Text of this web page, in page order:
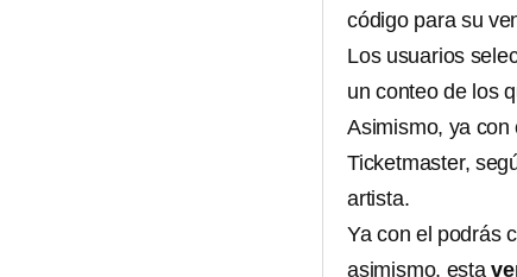
código para su
Los usuarios
un conteo de los
Asimismo, ya con
Ticketmaster,
artista.
Ya con el podrás
asimismo, esta